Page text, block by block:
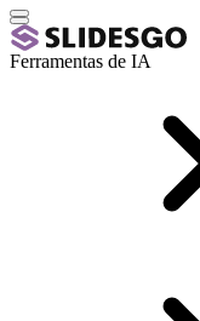
Ferramentas de IA